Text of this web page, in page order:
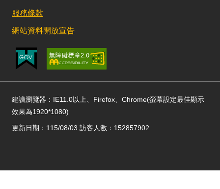
服務條款
網站資料開放宣告
建議瀏覽器：IE11.0以上、Firefox、Chrome(螢幕設定最佳顯示
效果為1920*1080)
更新日期：115/08/03 訪客人數：152857902